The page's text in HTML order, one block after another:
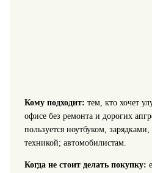
Кому подходит: тем, кто хочет
офисе без ремонта и дорогих
пользуется ноутбуком,
техникой; автомобилистам.
Когда не стоит делать покупку: